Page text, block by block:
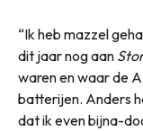
“Ik heb mazzel
dit jaar nog aan
waren en waar de
batterijen. Anders
dat ik even bijna-